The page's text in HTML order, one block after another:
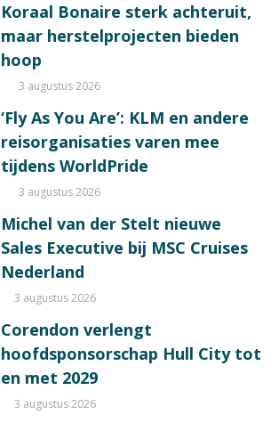
Koraal Bonaire sterk achteruit,
maar herstelprojecten bieden
hoop
3 augustus 2026
‘Fly As You Are’: KLM en andere
reisorganisaties varen mee
tijdens WorldPride
3 augustus 2026
Michel van der Stelt nieuwe
Sales Executive bij MSC Cruises
Nederland
3 augustus 2026
Corendon verlengt
hoofdsponsorschap Hull City tot
en met 2029
3 augustus 2026